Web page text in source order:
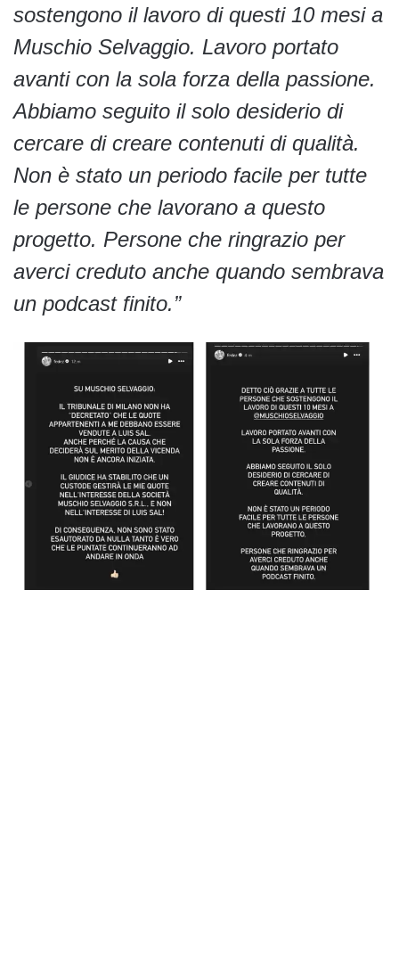
sostengono il lavoro di questi 10 mesi a
Muschio Selvaggio. Lavoro portato
avanti con la sola forza della passione.
Abbiamo seguito il solo desiderio di
cercare di creare contenuti di qualità.
Non è stato un periodo facile per tutte
le persone che lavorano a questo
progetto. Persone che ringrazio per
averci creduto anche quando sembrava
un podcast finito.”